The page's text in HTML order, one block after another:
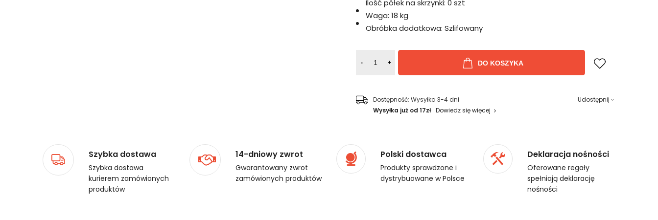
Ilość półek na skrzynki: 0 szt
Waga: 18 kg
Obróbka dodatkowa: Szlifowany
- + DO KOSZYKA
Dostępność: Wysyłka 3-4 dni
Wysyłka już od 17zł Dowiedz się więcej
Udostępnij
Szybka dostawa
Szybka dostawa
kurierem zamówionych
produktów
14-dniowy zwrot
Gwarantowany zwrot
zamówionych produktów
Polski dostawca
Produkty sprawdzone i
dystrybuowane w Polsce
Deklaracja nośności
Oferowane regały
spełniają deklarację
nośności